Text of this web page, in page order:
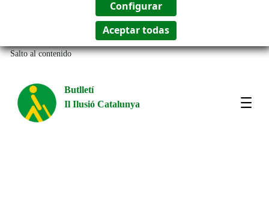
Salto al contenido
Butlletí
Il Ilusió Catalunya